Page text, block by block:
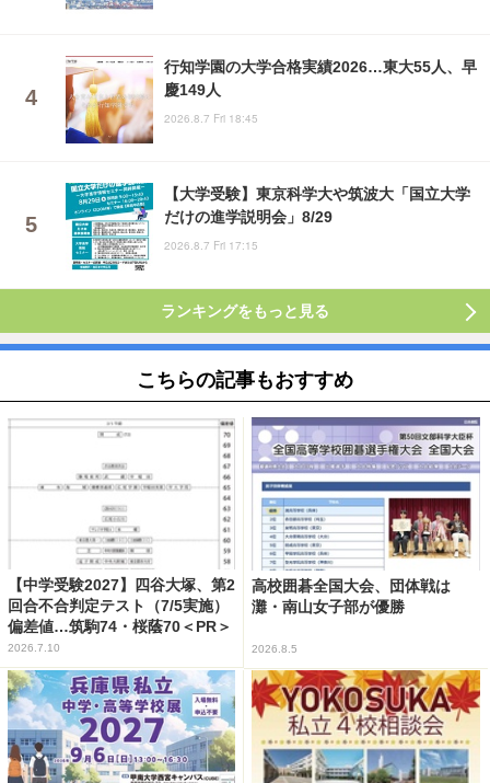
行知学園の大学合格実績2026…東大55人、早
慶149人
2026.8.7 Fri 18:45
【大学受験】東京科学大や筑波大「国立大学
だけの進学説明会」8/29
2026.8.7 Fri 17:15
ランキングをもっと見る
こちらの記事もおすすめ
【中学受験2027】四谷大塚、第2
回合不合判定テスト（7/5実施）
偏差値…筑駒74・桜蔭70＜PR＞
2026.7.10
高校囲碁全国大会、団体戦は
灘・南山女子部が優勝
2026.8.5